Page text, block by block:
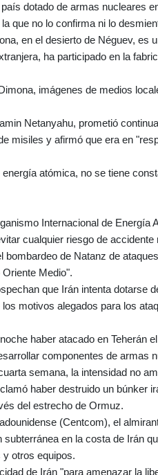
dotado de armas nucleares
que no lo confirma ni lo
en el desierto de Néguev, es
ha participado en la
imágenes de medios
Netanyahu, prometió
misiles y afirmó que era en
atómica, no se tiene
Internacional de
cualquier riesgo de accidente
bombardeo de Natanz de
Medio".
que Irán intenta dotarse
motivos alegados para los
haber atacado en Teherán
componentes de armas
semana, la intensidad no
haber destruido un búnker
del estrecho de Ormuz.
(Centcom), el
subterránea en la costa de Irán
otros equipos.
de Irán "para amenazar la